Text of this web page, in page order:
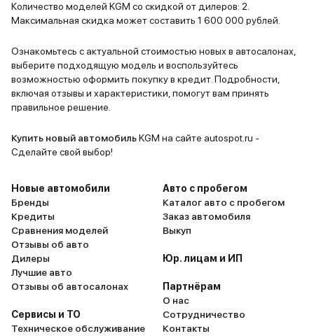
Количество моделей KGM со скидкой от дилеров: 2.
Максимальная скидка может составить 1 600 000 рублей.
Ознакомьтесь с актуальной стоимостью новых в автосалонах,
выберите подходящую модель и воспользуйтесь
возможностью оформить покупку в кредит. Подробности,
включая отзывы и характеристики, помогут вам принять
правильное решение.
Купить новый автомобильKGM на сайте autospot.ru -
Сделайте свой выбор!
Новые автомобили
Бренды
Кредиты
Сравнения моделей
Отзывы об авто
Дилеры
Лучшие авто
Отзывы об автосалонах
Сервисы и ТО
Техническое обслуживание
Авто с пробегом
Каталог авто с пробегом
Заказ автомобиля
Выкуп
Юр. лицам и ИП
Партнёрам
О нас
Сотрудничество
Контакты